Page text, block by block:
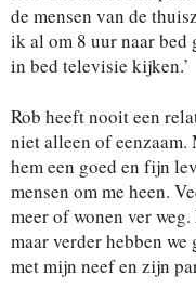
de mensen van de
ik al om 8 uur naar
in bed televisie kijken.’
Rob heeft nooit een
niet alleen of
hem een goed en fijn
mensen om me heen.
meer of wonen ver
maar verder hebben
met mijn neef en zijn